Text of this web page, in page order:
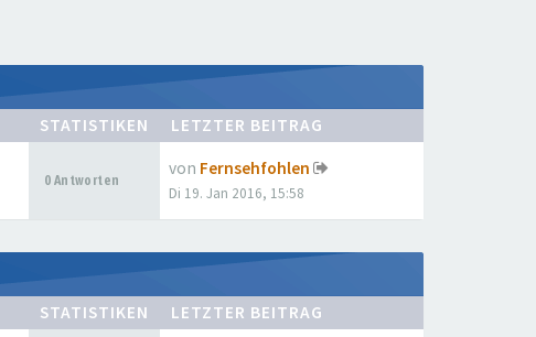
STATISTIKEN LETZTER BEITRAG
0 Antworten
von Fernsehfohlen
Di 19. Jan 2016, 15:58
STATISTIKEN LETZTER BEITRAG